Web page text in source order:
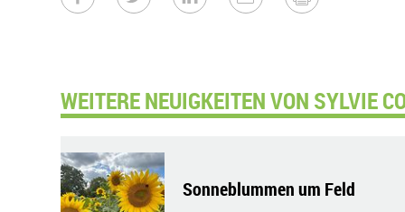
WEITERE NEUIGKEITEN VON SYLVIE
Sonneblummen um Feld